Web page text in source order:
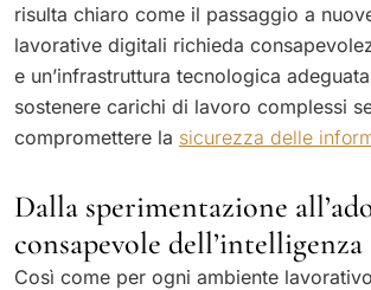
risulta chiaro come il passaggio a
lavorative digitali richieda
e un’infrastruttura tecnologica
sostenere carichi di lavoro complessi
compromettere la sicurezza delle
Dalla sperimentazione
consapevole
Così come per ogni ambiente